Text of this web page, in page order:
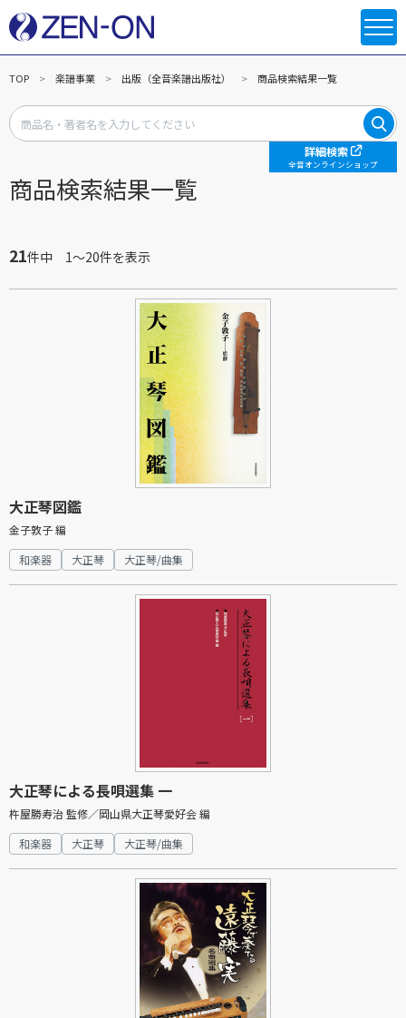
TOP 楽譜事業 出版（全音楽譜出版社） 商品検索結果一覧
商品検索結果一覧
詳細検索
全音オンラインショップ
21件中 1～20件を表示
大正琴図鑑
金子敦子 編
和楽器
大正琴 大正琴/曲集
大正琴による長唄選集 一
杵屋勝寿治 監修／岡山県大正琴愛好会 編
和楽器
大正琴 大正琴/曲集